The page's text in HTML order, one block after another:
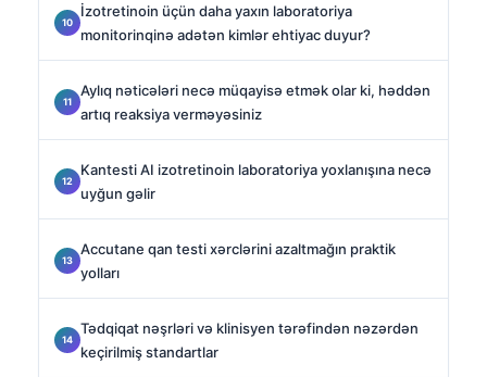
İzotretinoin üçün daha yaxın laboratoriya
monitorinqinə adətən kimlər ehtiyac duyur?
Aylıq nəticələri necə müqayisə etmək olar ki, həddən
artıq reaksiya verməyəsiniz
Kantesti AI izotretinoin laboratoriya yoxlanışına necə
uyğun gəlir
Accutane qan testi xərclərini azaltmağın praktik
yolları
Tədqiqat nəşrləri və klinisyen tərəfindən nəzərdən
keçirilmiş standartlar